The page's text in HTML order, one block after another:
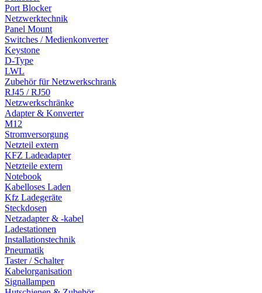
Port Blocker
Netzwerktechnik
Panel Mount
Switches / Medienkonverter
Keystone
D-Type
LWL
Zubehör für Netzwerkschrank
RJ45 / RJ50
Netzwerkschränke
Adapter & Konverter
M12
Stromversorgung
Netzteil extern
KFZ Ladeadapter
Netzteile extern
Notebook
Kabelloses Laden
Kfz Ladegeräte
Steckdosen
Netzadapter & -kabel
Ladestationen
Installationstechnik
Pneumatik
Taster / Schalter
Kabelorganisation
Signallampen